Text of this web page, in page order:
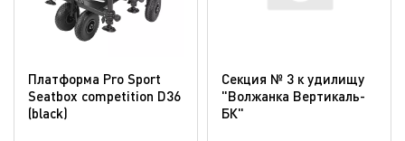
Платформа Pro Sport
Seatbox competition D36
(blaсk)
Секция № 3 к удилищу
"Волжанка Вертикаль-
БК"